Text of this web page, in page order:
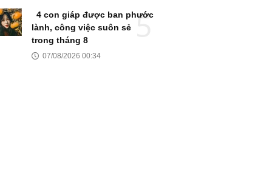
4 con giáp được ban phước
lành, công việc suôn sẻ
trong tháng 8
07/08/2026 00:34